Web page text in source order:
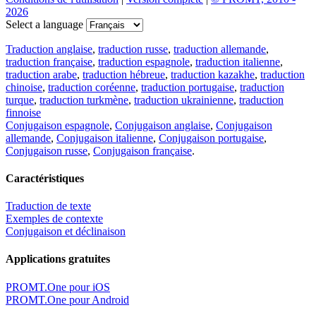
2026
Select a language
Traduction anglaise, traduction russe, traduction allemande,
traduction française, traduction espagnole, traduction italienne,
traduction arabe, traduction hébreue, traduction kazakhe, traduction
chinoise, traduction coréenne, traduction portugaise, traduction
turque, traduction turkmène, traduction ukrainienne, traduction
finnoise
Conjugaison espagnole, Conjugaison anglaise, Conjugaison
allemande, Conjugaison italienne, Conjugaison portugaise,
Conjugaison russe, Conjugaison française.
Caractéristiques
Traduction de texte
Exemples de contexte
Conjugaison et déclinaison
Applications gratuites
PROMT.One pour iOS
PROMT.One pour Android